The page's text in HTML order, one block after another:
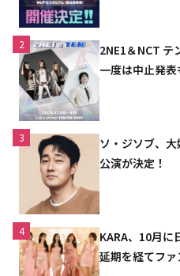
2
2NE1＆NCT テ
一度は中止発
3
ソ・ジソブ、
公演が決定！
4
KARA、10月に
延期を経てフ